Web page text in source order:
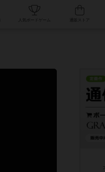
人気ボードゲーム